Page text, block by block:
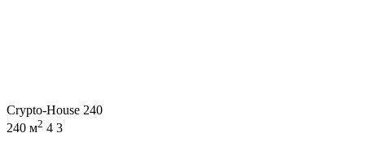
Crypto-House 240
240 м2 4 3